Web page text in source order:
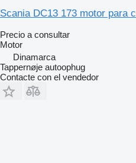
Scania DC13 173 motor para
Precio a consultar
Motor
Dinamarca
Tappernøje autoophug
Contacte con el vendedor